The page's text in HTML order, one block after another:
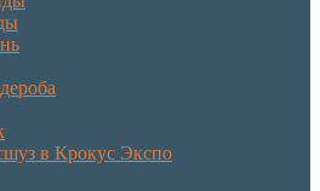
в Крокус Экспо